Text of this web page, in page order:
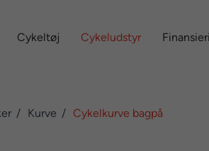
Cykeltøj Cykeludstyr
Kurve Cykelkurve bagpå